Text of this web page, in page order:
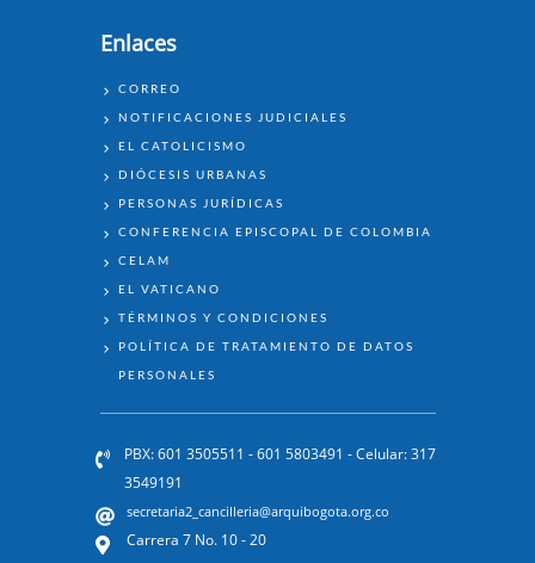
Enlaces
ENLACES
CORREO
NOTIFICACIONES JUDICIALES
EL CATOLICISMO
DIÓCESIS URBANAS
PERSONAS JURÍDICAS
CONFERENCIA EPISCOPAL DE COLOMBIA
CELAM
EL VATICANO
TÉRMINOS Y CONDICIONES
POLÍTICA DE TRATAMIENTO DE DATOS
PERSONALES
PBX: 601 3505511 - 601 5803491 - Celular: 317
3549191
secretaria2_cancilleria@arquibogota.org.co
Carrera 7 No. 10 - 20